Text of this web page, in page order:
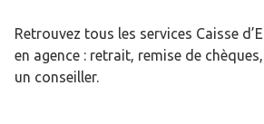
Retrouvez tous les services Caisse
en agence : retrait, remise de
un conseiller.